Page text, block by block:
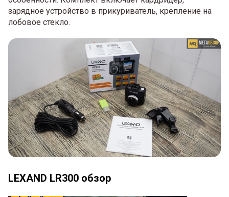
зарядное устройство в прикуриватель, крепление на
лобовое стекло.
LEXAND LR300 обзор